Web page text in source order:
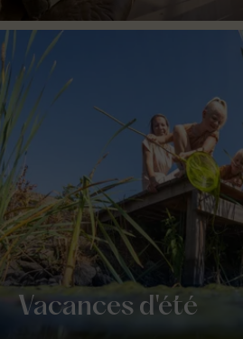
Vacances d'été